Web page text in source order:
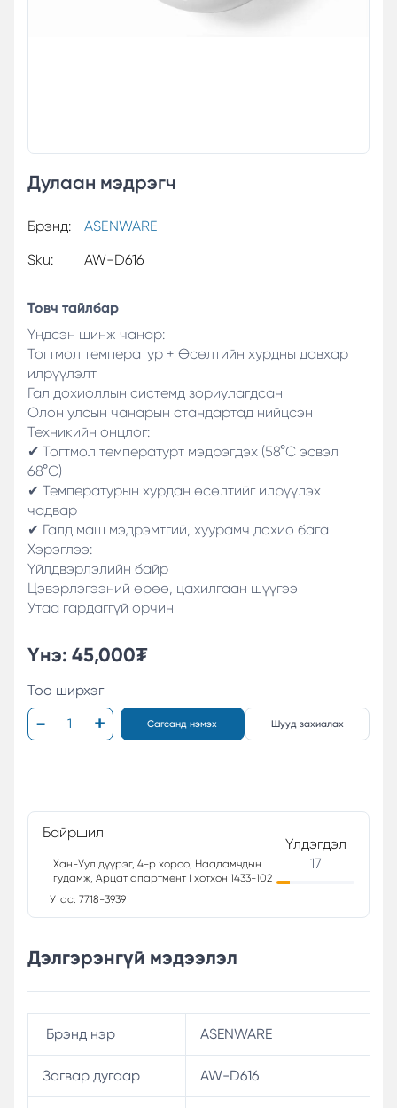
Дулаан мэдрэгч
Брэнд:
ASENWARE
Sku:
AW-D616
Товч тайлбар
Үндсэн шинж чанар:
Тогтмол температур + Өсөлтийн хурдны давхар
илрүүлэлт
Гал дохиоллын системд зориулагдсан
Олон улсын чанарын стандартад нийцсэн
Техникийн онцлог:
✔ Тогтмол температурт мэдрэгдэх (58°C эсвэл
68°C)
✔ Температурын хурдан өсөлтийг илрүүлэх
чадвар
✔ Галд маш мэдрэмтгий, хуурамч дохио бага
Хэрэглээ:
Үйлдвэрлэлийн байр
Цэвэрлэгээний өрөө, цахилгаан шүүгээ
Утаа гардаггүй орчин
Үнэ: 45,000₮
Тоо ширхэг
Сагсанд нэмэх Шууд захиалах
Байршил
Хан-Уул дүүрэг, 4-р хороо, Наадамчдын
гудамж, Арцат апартмент I хотхон 1433-102
Утас: 7718-3939
Үлдэгдэл
17
Дэлгэрэнгүй мэдээлэл
Брэнд нэр ASENWARE
Загвар дугаар AW-D616